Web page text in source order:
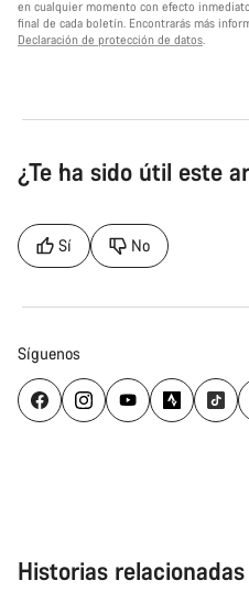
en cualquier momento con efecto
final de cada boletín. Encontrarás más
Declaración de protección de datos.
¿Te ha sido útil este
Sí No
Síguenos
Historias relacionadas